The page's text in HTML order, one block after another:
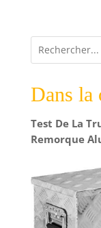
Dans la
Test De La
Remorque